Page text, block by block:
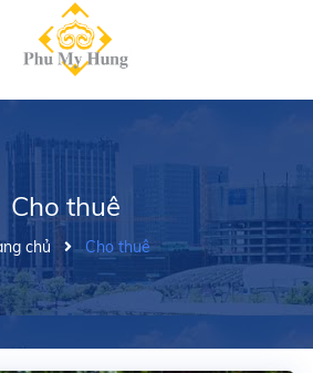
Cho thuê
chủ Cho thuê